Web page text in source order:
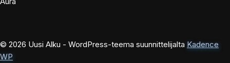
© 2026 Uusi Alku - WordPress-teema suunnittelijalta Kadence
WP